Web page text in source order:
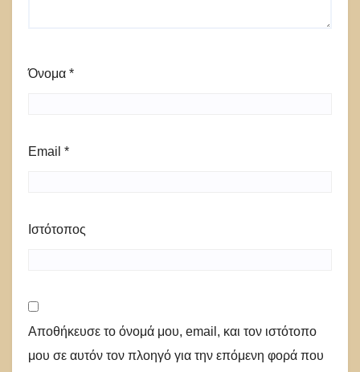
Όνομα *
Email *
Ιστότοπος
Αποθήκευσε το όνομά μου, email, και τον ιστότοπο
μου σε αυτόν τον πλοηγό για την επόμενη φορά που